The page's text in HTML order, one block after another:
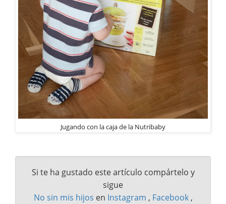
Jugando con la caja de la Nutribaby
Si te ha gustado este artículo compártelo y
sigue
No sin mis hijos en Instagram , Facebook ,